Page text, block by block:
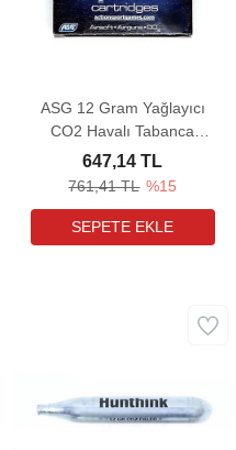
ASG 12 Gram Yağlayıcı
CO2 Havalı Tabanca
Tüpü (5 Adet)
761,41 TL %15
647,14 TL